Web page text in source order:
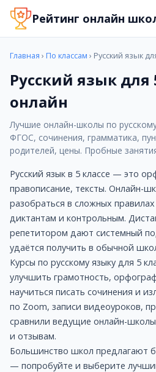
Русский язык для 5 класса онлайн
Русский язык в 5 классе —
Курсы по русскому языку для
Большинство школ
Ребёнок отстаёт по русскому
Нужна подготовка к
Хотите углублённое изучение
Ищете замену или
Нужен репетитор с
Лучшие школы по
Онлайн Гимназия №1
ЧОУ ОНЛАЙН ГИМНАЗИЯ №1 —
Стоимость: от 500 руб.
Услуги: Обучение по
Преимущества: Возможно
Домашняя школа Фоксфорд
Домашняя школа Фоксфорд –
Стоимость: от 1100 руб.
Услуги: Домашняя школа и
Преимущества: Обучение из
Недостатки: Для занятий
Подарки и скидки: Скидка 5%,
Умскул
Умскул — одна из крупнейших
Рейтинг онлайн
Главная › По классам › Русский язык
Русский язык для
онлайн
Лучшие онлайн-школы по
ФГОС, сочинения, грамматика,
родителей, цены. Пробные
Русский язык в 5 классе — это
правописание, тексты. Онлайн-
разобраться в сложных
диктантам и контрольным.
репетитором дают системный
удаётся получить в обычной
Курсы по русскому языку для 5
улучшить грамотность,
научиться писать сочинения и
по Zoom, записи видеоуроков,
сравнили ведущие онлайн-
и отзывам.
Большинство школ предлагают
— попробуйте и выберите